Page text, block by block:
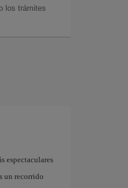
los trámites
espectaculares
un recorrido